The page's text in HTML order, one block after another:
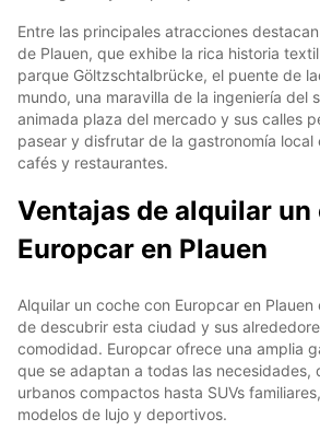
Entre las principales atracciones
de Plauen, que exhibe la rica historia
parque Göltzschtalbrücke, el puente de
mundo, una maravilla de la ingeniería del
animada plaza del mercado y sus calles
pasear y disfrutar de la gastronomía local
cafés y restaurantes.
Ventajas de alquilar un
Europcar en Plauen
Alquilar un coche con Europcar en Plauen
de descubrir esta ciudad y sus
comodidad. Europcar ofrece una amplia
que se adaptan a todas las necesidades,
urbanos compactos hasta SUVs
modelos de lujo y deportivos.